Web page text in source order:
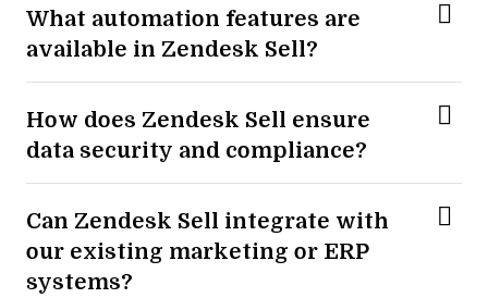
What automation features are
available in Zendesk Sell?
How does Zendesk Sell ensure
data security and compliance?
Can Zendesk Sell integrate with
our existing marketing or ERP
systems?